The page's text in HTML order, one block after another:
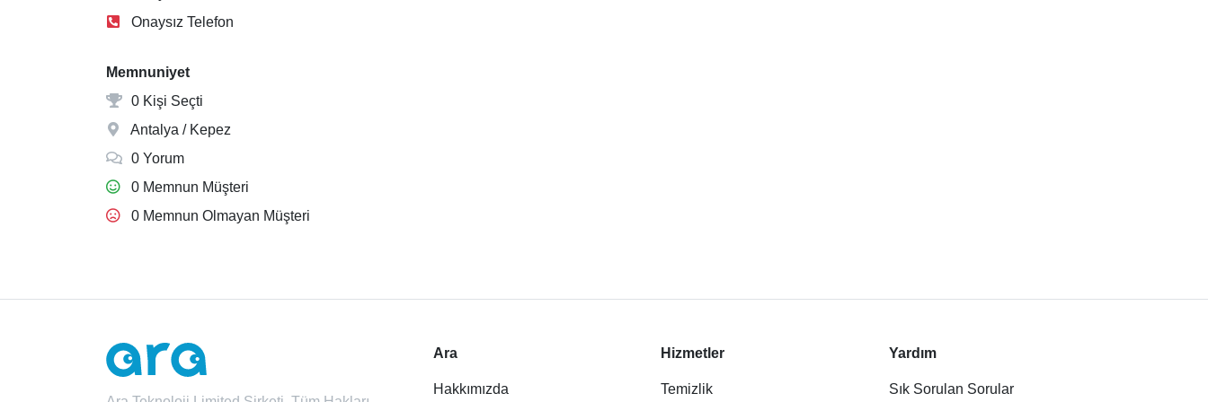
Onaysız Telefon
Memnuniyet
0 Kişi Seçti
Antalya / Kepez
0 Yorum
0 Memnun Müşteri
0 Memnun Olmayan Müşteri
Ara
Hakkımızda
Hizmetler
Temizlik
Yardım
Sık Sorulan Sorular